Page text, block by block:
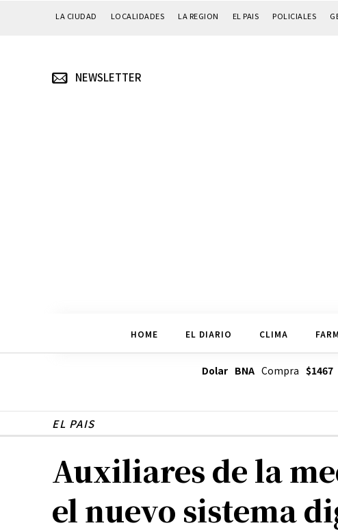
LA CIUDAD LOCALIDADES LA REGION EL PAIS POLICIALES
NEWSLETTER
HOME EL DIARIO CLIMA
Dolar BNACompra $1467
EL PAIS
Auxiliares de la
el nuevo sistema